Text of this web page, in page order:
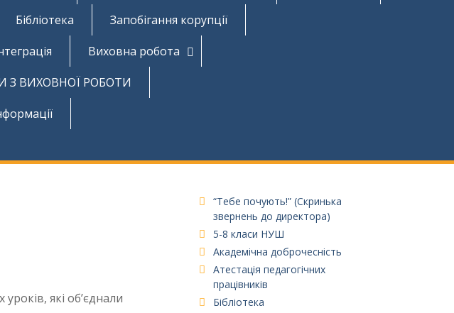
Бібліотека
Запобігання корупції
Виховна робота
З ВИХОВНОЇ РОБОТИ
які об’єднали
“Тебе почують!” (Скринька
звернень до директора)
5-8 класи НУШ
Академічна доброчесність
Атестація педагогічних
працівників
Бібліотека